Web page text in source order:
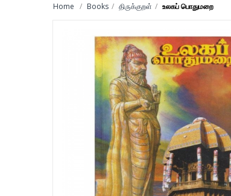
Home Books திருக்குறள் உலகப் பொதுமறை